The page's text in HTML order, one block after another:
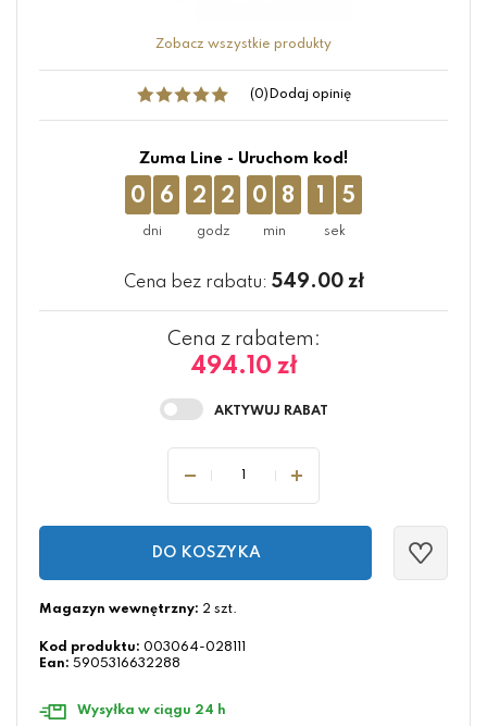
Zobacz wszystkie produkty
(0) Dodaj opinię
Zuma Line - Uruchom kod!
0 6 2 2 0 8 1 4
Cena bez rabatu: 549.00 zł
Cena z rabatem:
494.10 zł
DO KOSZYKA
Magazyn wewnętrzny: 2 szt.
Kod produktu: 003064-028111
Ean: 5905316632288
Wysyłka w ciągu 24 h